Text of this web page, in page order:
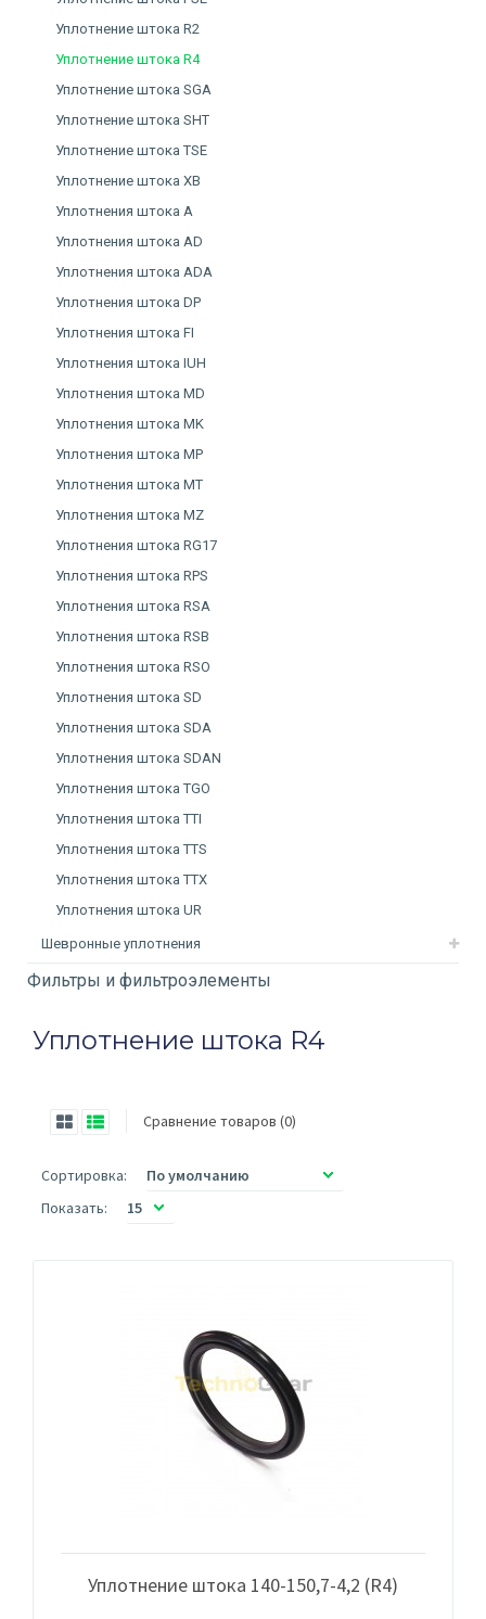
Уплотнение штока R2
Уплотнение штока R4
Уплотнение штока SGA
Уплотнение штока SHT
Уплотнение штока TSE
Уплотнение штока XB
Уплотнения штока A
Уплотнения штока AD
Уплотнения штока ADA
Уплотнения штока DP
Уплотнения штока FI
Уплотнения штока IUH
Уплотнения штока MD
Уплотнения штока MK
Уплотнения штока MP
Уплотнения штока MT
Уплотнения штока MZ
Уплотнения штока RG17
Уплотнения штока RPS
Уплотнения штока RSA
Уплотнения штока RSB
Уплотнения штока RSO
Уплотнения штока SD
Уплотнения штока SDA
Уплотнения штока SDAN
Уплотнения штока TGO
Уплотнения штока TTI
Уплотнения штока TTS
Уплотнения штока TTX
Уплотнения штока UR
Шевронные уплотнения
Фильтры и фильтроэлементы
Уплотнение штока R4
Сравнение товаров (0)
Сортировка:
Показать:
Уплотнение штока 140-150,7-4,2 (R4)